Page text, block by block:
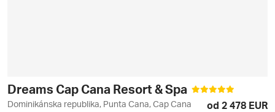
Dreams Cap Cana Resort & Spa
Dominikánska republika, Punta Cana, Cap Cana od 2 478 EUR